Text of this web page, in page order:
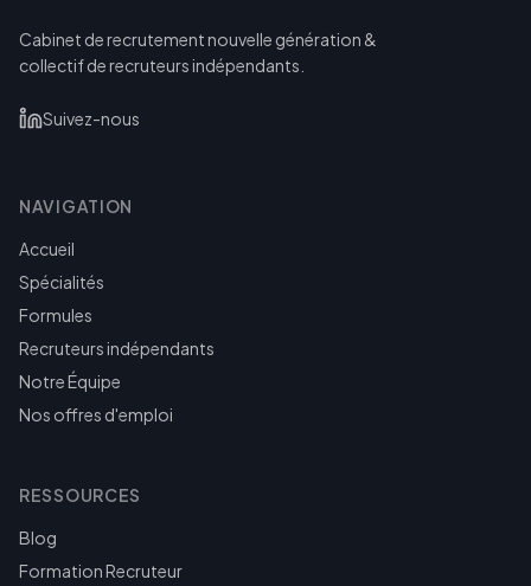
Cabinet de recrutement nouvelle génération &
collectif de recruteurs indépendants.
Suivez-nous
NAVIGATION
Accueil
Spécialités
Formules
Recruteurs indépendants
Notre Équipe
Nos offres d'emploi
RESSOURCES
Blog
Formation Recruteur